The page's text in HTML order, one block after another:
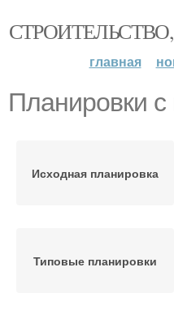
главная
Планировки
Исходная планировка
Типовые планировки